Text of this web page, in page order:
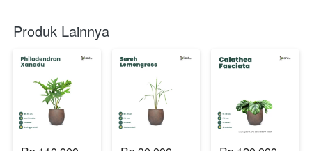
Produk Lainnya